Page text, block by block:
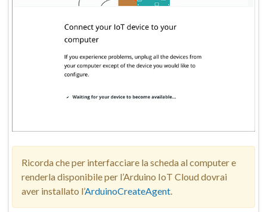
Ricorda che per interfacciare la scheda al computer e
renderla disponibile per l’Arduino IoT Cloud dovrai
aver installato l’ArduinoCreateAgent.